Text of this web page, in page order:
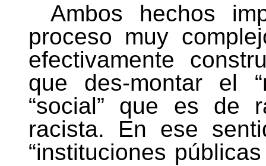
Ambos hechos
proceso muy
efectivamente
que des-montar el
“social” que es de
racista. En ese
“instituciones